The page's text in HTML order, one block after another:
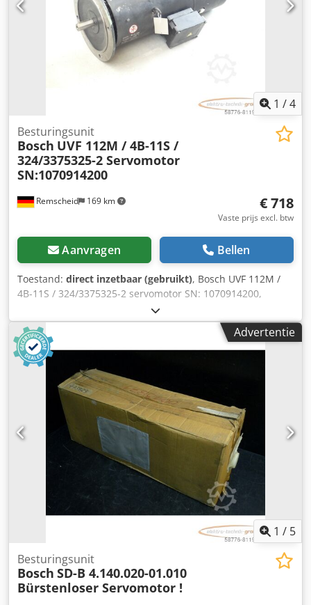
1 /4
Remscheid 169 km
Besturingsunit
Bosch UVF 112M / 4B-11S /
324/3375325-2 Servomotor
SN:1070914200
€ 718
Vaste prijs excl. btw
Aanvragen Bellen
Toestand: direct inzetbaar (gebruikt), Bosch UVF 112M /
4B-11S / 324/3375325-2 servomotor SN: 1070914200,
gebruikt, normale gebruikssporen, 100% functioneel,
leveringsomvang conform foto's, LET OP: Vraag apart naar
de verpakkings- en verzendkosten! LET OP: De kosten voor
verpakking en transport dienen apart te worden
aangevraagd! Codpfxoi D Hhco Apioha
Advertentie
1 / 5
Besturingsunit
Bosch SD-B 4.140.020-01.010
Bürstenloser Servomotor !